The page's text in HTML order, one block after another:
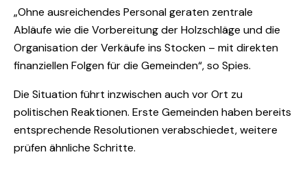
„Ohne ausreichendes Personal geraten zentrale
Abläufe wie die Vorbereitung der Holzschläge und die
Organisation der Verkäufe ins Stocken – mit direkten
finanziellen Folgen für die Gemeinden“, so Spies.
Die Situation führt inzwischen auch vor Ort zu
politischen Reaktionen. Erste Gemeinden haben bereits
entsprechende Resolutionen verabschiedet, weitere
prüfen ähnliche Schritte.